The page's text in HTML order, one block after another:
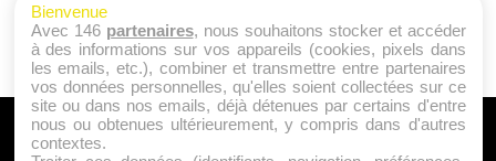
A PROPOS
Bienvenue
Avec 146 partenaires, nous souhaitons stocker et accéder
à des informations sur vos appareils (cookies, pixels dans
les emails, etc.), combiner et transmettre entre partenaires
vos données personnelles, qu'elles soient collectées sur ce
site ou dans nos emails, déjà détenues par certains d'entre
nous ou obtenues ultérieurement, y compris dans d'autres
contextes.